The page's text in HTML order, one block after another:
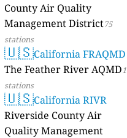
County Air Quality
Management District75
stations
🇺🇸California FRAQMD
The Feather River AQMD1
stations
🇺🇸California RIVR
Riverside County Air
Quality Management